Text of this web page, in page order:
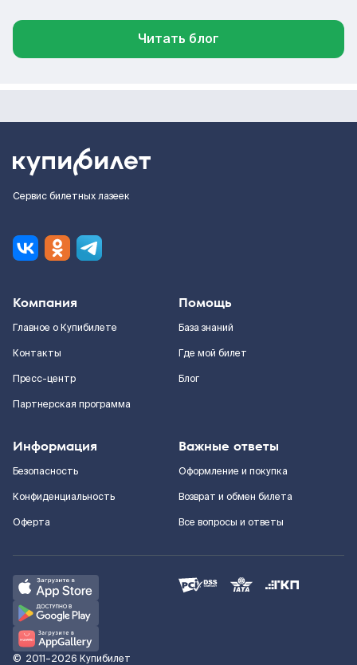
Читать блог
Сервис билетных лазеек
Компания
Главное о Купибилете
Контакты
Пресс-центр
Партнерская программа
Помощь
База знаний
Где мой билет
Блог
Информация
Безопасность
Конфиденциальность
Оферта
Важные ответы
Оформление и покупка
Возврат и обмен билета
Все вопросы и ответы
© 2011–2026 Купибилет